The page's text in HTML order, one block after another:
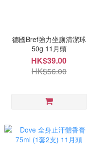
德國Bref強力坐廁清潔球
50g 11月頭
HK$39.00
HK$56.00